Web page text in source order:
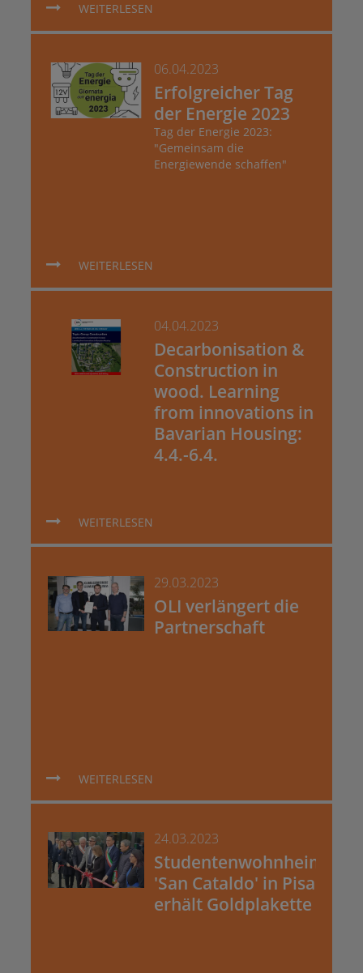
WEITERLESEN
06.04.2023
Erfolgreicher Tag
der Energie 2023
Tag der Energie 2023:
"Gemeinsam die
Energiewende schaffen"
WEITERLESEN
04.04.2023
Decarbonisation &
Construction in
wood. Learning
from innovations in
Bavarian Housing:
4.4.-6.4.
WEITERLESEN
29.03.2023
OLI verlängert die
Partnerschaft
WEITERLESEN
24.03.2023
Studentenwohnheim
'San Cataldo' in Pisa
erhält Goldplakette